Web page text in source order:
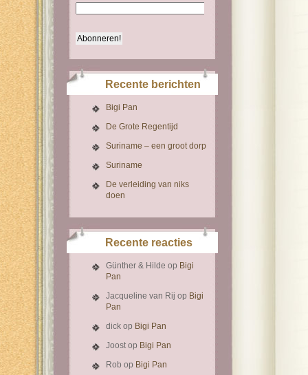
Recente berichten
Bigi Pan
De Grote Regentijd
Suriname – een groot dorp
Suriname
De verleiding van niks
doen
Recente reacties
Günther & Hilde op Bigi
Pan
Jacqueline van Rij op Bigi
Pan
dick op Bigi Pan
Joostop Bigi Pan
Rob op Bigi Pan